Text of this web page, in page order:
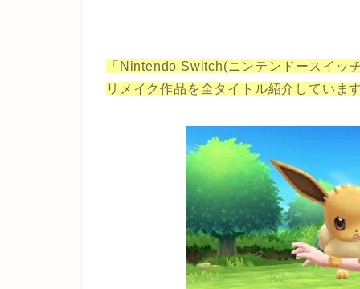
「Nintendo Switch(ニンテンドースイッ
リメイク作品を全タイトル紹介していま